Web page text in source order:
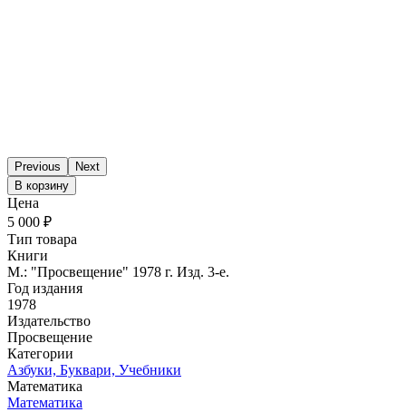
Previous
Next
В корзину
Цена
5 000 ₽
Тип товара
Книги
М.: "Просвещение" 1978 г. Изд. 3-е.
Год издания
1978
Издательство
Просвещение
Категории
Азбуки, Буквари, Учебники
Математика
Математика